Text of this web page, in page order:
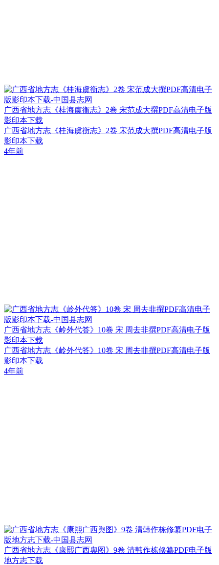
广西省地方志《桂海虞衡志》2卷 宋范成大撰PDF高清电子版
影印本下载
广西省地方志《桂海虞衡志》2卷 宋范成大撰PDF高清电子版
影印本下载
4年前
广西省地方志《岭外代答》10卷 宋 周去非撰PDF高清电子版
影印本下载
广西省地方志《岭外代答》10卷 宋 周去非撰PDF高清电子版
影印本下载
4年前
广西省地方志《康熙广西舆图》9卷 清韩作栋修纂PDF电子版
地方志下载